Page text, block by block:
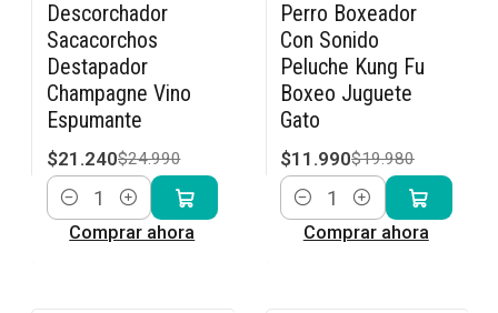
-15% OFF
Descorchador
Sacacorchos
Destapador
Champagne Vino
Espumante
$21.240$24.990
Cantidad
Comprar ahora
-40% OFF
Perro Boxeador
Con Sonido
Peluche Kung Fu
Boxeo Juguete
Gato
$11.990$19.980
Cantidad
Comprar ahora